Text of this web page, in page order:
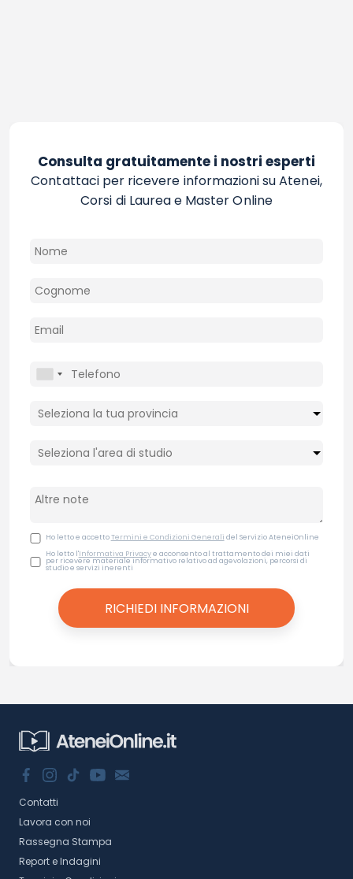
Consulta gratuitamente i nostri esperti
Contattaci per ricevere informazioni su Atenei,
Corsi di Laurea e Master Online
Ho letto e accettoTermini e Condizioni Generali del Servizio AteneiOnline
Ho letto l'Informativa Privacye acconsento al trattamento dei miei dati
per ricevere materiale informativo relativo ad agevolazioni, percorsi di
studio e servizi inerenti
Contatti
Lavora con noi
Rassegna Stampa
Report e Indagini